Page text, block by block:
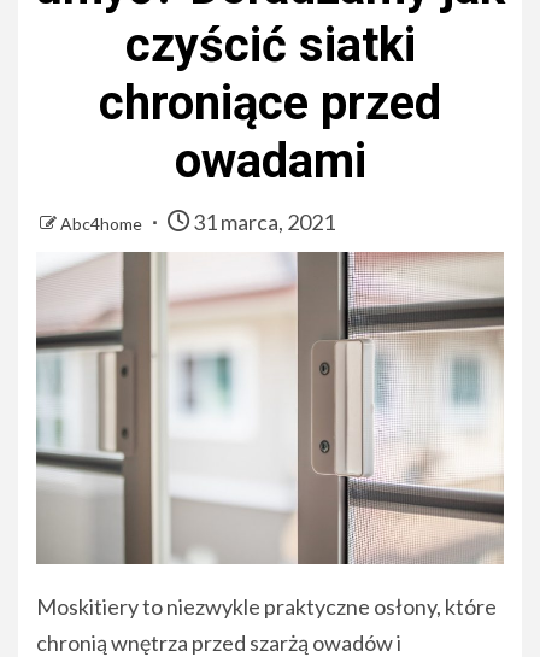
czyścić siatki
chroniące przed
owadami
Abc4home 31 marca, 2021
Moskitiery to niezwykle praktyczne osłony, które
chronią wnętrza przed szarżą owadów i